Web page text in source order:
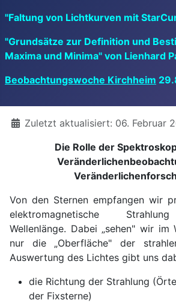
"Faltung von Lichtkurven mit
"Grundsätze zur Definition und
Maxima und Minima" von Lienhard
Beobachtungswoche Kirchheim
DetailsZuletzt aktualisiert: 06. Februar
Die Rolle der
Von den Sternen empfangen wir
elektromagnetische
Wellenlänge. Dabei „sehen" wir im
nur die „Oberfläche" der
Auswertung des Lichtes gibt uns
die Richtung der Strahlung
der Fixsterne)